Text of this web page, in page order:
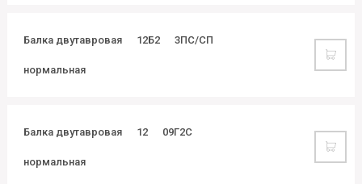
Балка двутавровая 12Б2 3ПС/СП
нормальная
Балка двутавровая 12 09Г2С
нормальная